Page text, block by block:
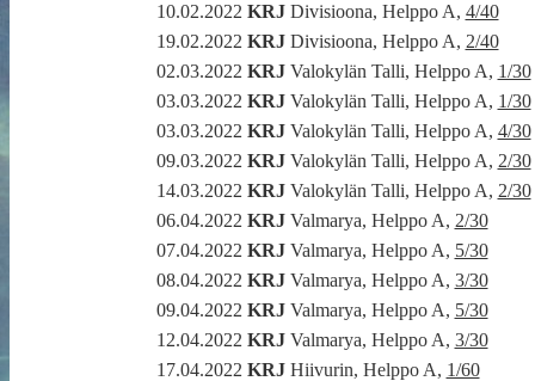
10.02.2022 KRJDivisioona, Helppo A, 4/40
19.02.2022 KRJDivisioona, Helppo A, 2/40
02.03.2022 KRJValokylän Talli, Helppo A, 1/30
03.03.2022 KRJValokylän Talli, Helppo A, 1/30
03.03.2022 KRJValokylän Talli, Helppo A, 4/30
09.03.2022 KRJValokylän Talli, Helppo A, 2/30
14.03.2022 KRJValokylän Talli, Helppo A, 2/30
06.04.2022 KRJValmarya, Helppo A, 2/30
07.04.2022 KRJValmarya, Helppo A, 5/30
08.04.2022 KRJValmarya, Helppo A, 3/30
09.04.2022 KRJValmarya, Helppo A, 5/30
12.04.2022 KRJValmarya, Helppo A, 3/30
17.04.2022 KRJHiivurin, Helppo A, 1/60